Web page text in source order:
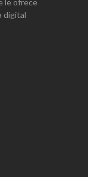
digital